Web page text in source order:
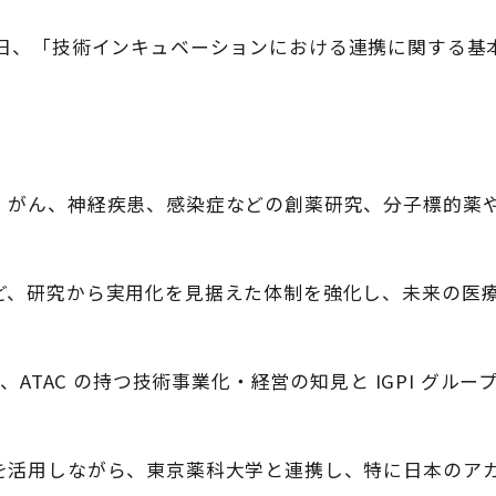
、「技術インキュベーションにおける連携に関する基
がん、神経疾患、感染症などの創薬研究、分子標的薬
研究から実用化を見据えた体制を強化し、未来の医
ATAC の持つ技術事業化・経営の知見と IGPI グルー
活用しながら、東京薬科大学と連携し、特に日本のア